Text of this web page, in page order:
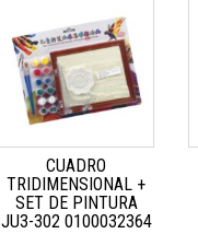
CUADRO
TRIDIMENSIONAL +
SET DE PINTURA
JU3-302 0100032364